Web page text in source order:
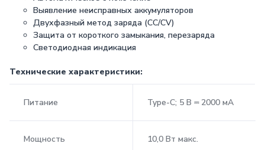
Выявление неисправных аккумуляторов
Двухфазный метод заряда (CC/CV)
Защита от короткого замыкания, перезаряда
Светодиодная индикация
Технические характеристики:
Питание Type-C; 5 В ⎓ 2000 мА
Мощность 10,0 Вт макс.